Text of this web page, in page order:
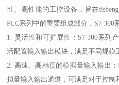
性、高性能的工控设备，旨在
PLC系列中的重要组成部分，S7-300
1. 灵活性和可扩展性：S7-300系列
活配置输入输出模块，满足不同规模
2. 高速、高精度的模拟量输入输出
拟量输入输出通道，可满足对于控制